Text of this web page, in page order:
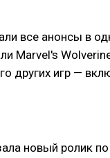
все анонсы в
Marvel's
других игр —
новый ролик